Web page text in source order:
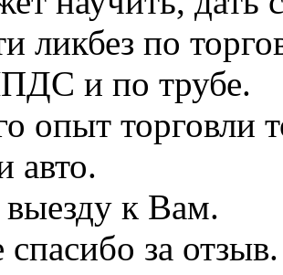
ликбез по
и по трубе.
опыт торговли
авто.
выезду к Вам.
спасибо за отзыв.